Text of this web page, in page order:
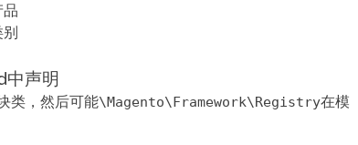
声明
类，然后可能\Magento\Framework\Registry在模